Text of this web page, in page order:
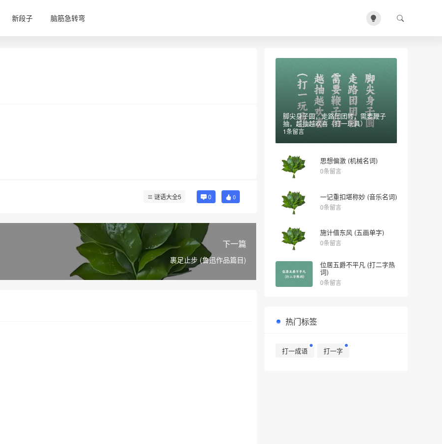
新段子 脑筋急转弯
谜语大全5 0 0
下一篇
裹足止步 (鲁迅作品篇目)
脚尖身子圆，走路团团转，需要鞭子
抽，越抽越欢喜（打一玩具）
1条留言
思想偏激 (机械名词)
0条留言
一记重扣堪称妙 (音乐名词)
0条留言
施计借东风 (五画单字)
0条留言
位居五爵不平凡 (打二字热
词)
0条留言
热门标签
打一成语 打一字